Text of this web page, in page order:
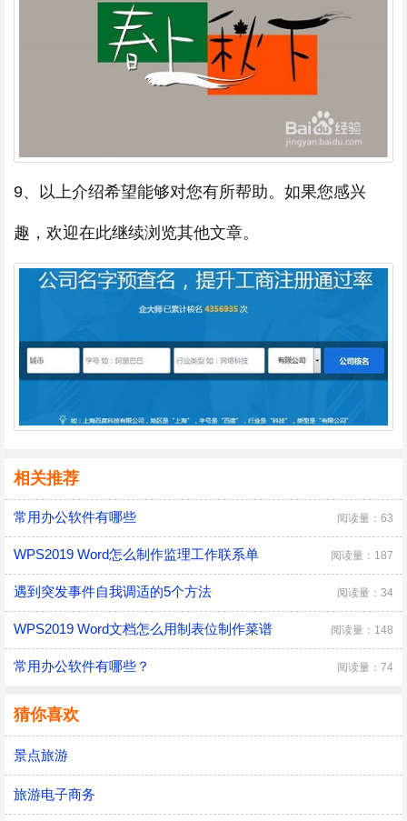
9、以上介绍希望能够对您有所帮助。如果您感兴
趣，欢迎在此继续浏览其他文章。
相关推荐
常用办公软件有哪些 阅读量：63
WPS2019 Word怎么制作监理工作联系单 阅读量：187
遇到突发事件自我调适的5个方法 阅读量：34
WPS2019 Word文档怎么用制表位制作菜谱 阅读量：148
常用办公软件有哪些？ 阅读量：74
猜你喜欢
景点旅游
旅游电子商务